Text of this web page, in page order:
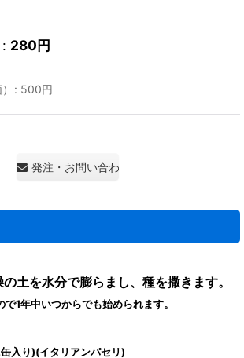
: 280円
: 500円
発注・お問い合わせ・見積もり依頼
土を水分で膨らまし、種を撒きます。
1年中いつからでも始められます。
入り)(イタリアンパセリ)